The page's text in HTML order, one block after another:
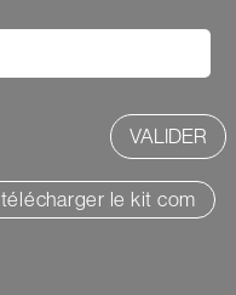
télécharger le kit com